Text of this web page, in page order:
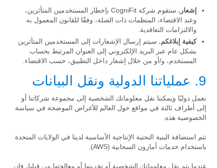
إشعار.
ستقوم شركة CogniFit بإخطار المستخدمين المتأثرين،
وعند الاقتضاء، المنظمات ذات الصلة، وفقًا للقانون المعمول به
والالتزامات التعاقدية.
كيفية إبلاغكم. سيتم إرسال الإشعارات إلى المستخدمين المتأثرين
بشكل عام عبر البريد الإلكتروني إلى العنوان المرتبط بحساب
المستخدم، و/أو من خلال إشعار داخل التطبيق، حسب الاقتضاء.
9. عملياتنا الدولية ونقل البيانات
نعمل دوليًا ويمكننا نقل معلوماتك الشخصية إلى مجموعة شركاتنا أو
إلى أطراف ثالثة في مواقع حول العالم للأغراض الموضحة في سياسة
الخصوصية هذه.
تتم استضافة البنية التحتية الإنتاجية الأساسية لدينا في الولايات المتحدة
باستخدام خدمات أمازون السحابية (AWS).
عندما يتم نقل معلوماتك الشخصية أو تخزينها أو معالجتها من قبلنا، فإن